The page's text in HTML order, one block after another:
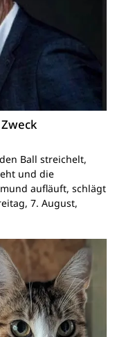
Ball streichelt,
und die
aufläuft, schlägt
7. August,